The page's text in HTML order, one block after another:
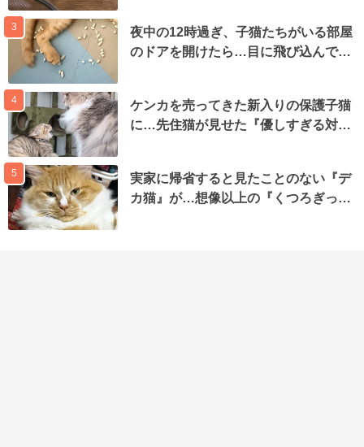
3
夜中の12時過ぎ、子猫たちがいる部屋
のドアを開けたら…目に飛び込んで…
4
ケンカを売ってきた新入りの保護子猫
に…先住猫が見せた『優しすぎる対…
5
実家に帰省すると見たことのない『デ
カ猫』が…想像以上の『くつろぎっ…